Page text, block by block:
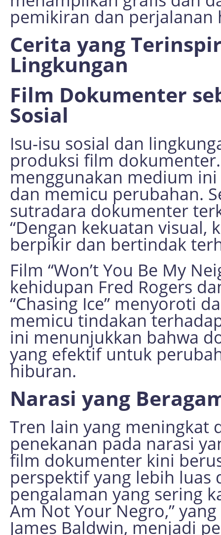
pemikiran dan perjalanan
Cerita yang
Lingkungan
Film Dokumenter
Sosial
Isu-isu sosial dan
produksi film
menggunakan medium
dan memicu perubahan.
sutradara dokumenter
“Dengan kekuatan visual,
berpikir dan bertindak
Film “Won’t You Be My
kehidupan Fred Rogers
“Chasing Ice” menyoroti
memicu tindakan
ini menunjukkan bahwa
yang efektif untuk
hiburan.
Narasi yang
Tren lain yang meningkat
penekanan pada narasi
film dokumenter kini
perspektif yang lebih
pengalaman yang sering
Am Not Your Negro,”
James Baldwin, menjadi